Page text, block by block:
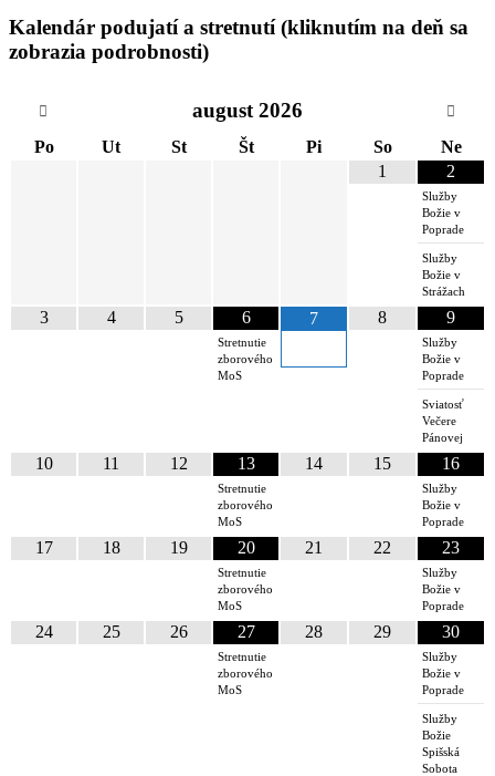
Kalendár podujatí a stretnutí (kliknutím na deň sa
zobrazia podrobnosti)
august 2026
Po Ut St Št Pi So
Ne
1
2
Služby
Božie v
Poprade
Služby
Božie v
Strážach
3 4 5 6
Stretnutie
zborového
MoS
7 8 9
Služby
Božie v
Poprade
Sviatosť
Večere
Pánovej
10 11 12 13
Stretnutie
zborového
MoS
14 15 16
Služby
Božie v
Poprade
17 18 19 20
Stretnutie
zborového
MoS
21 22 23
Služby
Božie v
Poprade
24 25 26 27
Stretnutie
zborového
MoS
28 29 30
Služby
Božie v
Poprade
Služby
Božie
Spišská
Sobota